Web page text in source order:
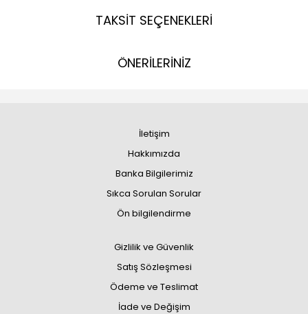
TAKSİT SEÇENEKLERİ
ÖNERİLERİNİZ
İletişim
Hakkımızda
Banka Bilgilerimiz
Sıkca Sorulan Sorular
Ön bilgilendirme
Gizlilik ve Güvenlik
Satış Sözleşmesi
Ödeme ve Teslimat
İade ve Değişim